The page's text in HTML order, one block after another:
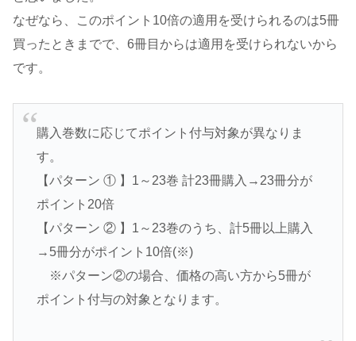
なぜなら、このポイント10倍の適用を受けられるのは5冊
買ったときまでで、6冊目からは適用を受けられないから
です。
購入巻数に応じてポイント付与対象が異なりま
す。
【パターン ① 】1～23巻 計23冊購入→23冊分が
ポイント20倍
【パターン ② 】1～23巻のうち、計5冊以上購入
→5冊分がポイント10倍(※)
※パターン②の場合、価格の高い方から5冊が
ポイント付与の対象となります。